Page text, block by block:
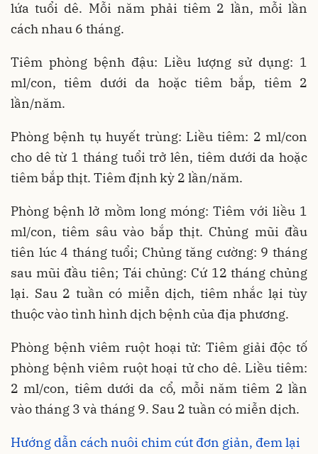
lứa tuổi dê. Mỗi năm phải tiêm 2 lần, mỗi lần
cách nhau 6 tháng.
Tiêm phòng bệnh đậu: Liều lượng sử dụng: 1
ml/con, tiêm dưới da hoặc tiêm bắp, tiêm 2
lần/năm.
Phòng bệnh tụ huyết trùng: Liều tiêm: 2 ml/con
cho dê từ 1 tháng tuổi trở lên, tiêm dưới da hoặc
tiêm bắp thịt. Tiêm định kỳ 2 lần/năm.
Phòng bệnh lở mồm long móng: Tiêm với liều 1
ml/con, tiêm sâu vào bắp thịt. Chủng mũi đầu
tiên lúc 4 tháng tuổi; Chủng tăng cường: 9 tháng
sau mũi đầu tiên; Tái chủng: Cứ 12 tháng chủng
lại. Sau 2 tuần có miễn dịch, tiêm nhắc lại tùy
thuộc vào tình hình dịch bệnh của địa phương.
Phòng bệnh viêm ruột hoại tử: Tiêm giải độc tố
phòng bệnh viêm ruột hoại tử cho dê. Liều tiêm:
2 ml/con, tiêm dưới da cổ, mỗi năm tiêm 2 lần
vào tháng 3 và tháng 9. Sau 2 tuần có miễn dịch.
Hướng dẫn cách nuôi chim cút đơn giản, đem lại